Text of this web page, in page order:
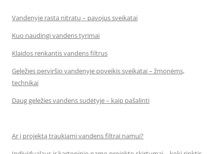
Vandenyje rasta nitratų – pavojus sveikatai
Kuo naudingi vandens tyrimai
Klaidos renkantis vandens filtrus
Geležies perviršio vandenyje poveikis sveikatai – žmonėms,
technikai
Daug geležies vandens sudėtyje – kaip pašalinti
Ar į projektą traukiami vandens filtrai namui?